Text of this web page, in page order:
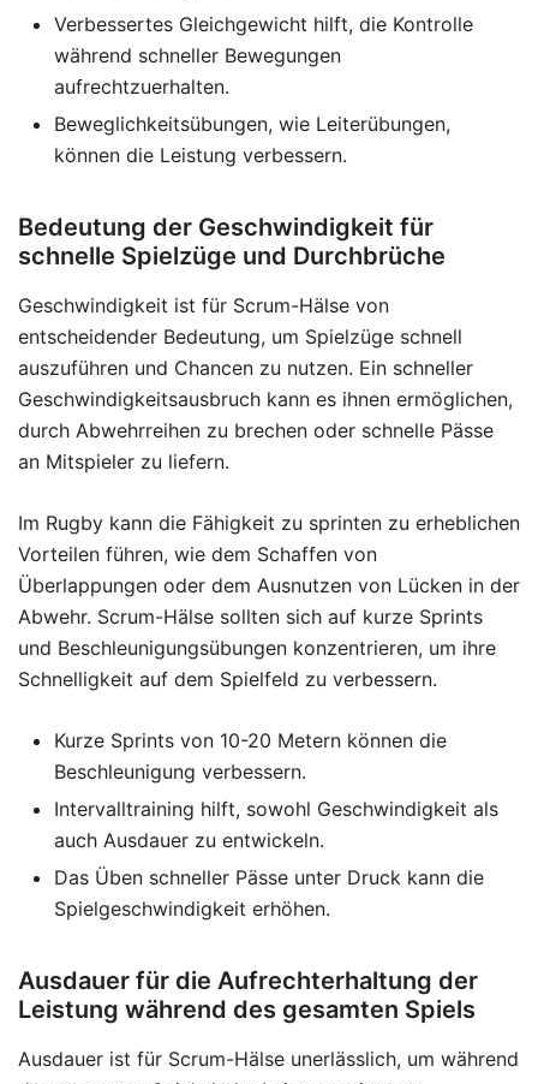
Verbessertes Gleichgewicht hilft, die Kontrolle
während schneller Bewegungen
aufrechtzuerhalten.
Beweglichkeitsübungen, wie Leiterübungen,
können die Leistung verbessern.
Bedeutung der Geschwindigkeit für
schnelle Spielzüge und Durchbrüche
Geschwindigkeit ist für Scrum-Hälse von
entscheidender Bedeutung, um Spielzüge schnell
auszuführen und Chancen zu nutzen. Ein schneller
Geschwindigkeitsausbruch kann es ihnen ermöglichen,
durch Abwehrreihen zu brechen oder schnelle Pässe
an Mitspieler zu liefern.
Im Rugby kann die Fähigkeit zu sprinten zu erheblichen
Vorteilen führen, wie dem Schaffen von
Überlappungen oder dem Ausnutzen von Lücken in der
Abwehr. Scrum-Hälse sollten sich auf kurze Sprints
und Beschleunigungsübungen konzentrieren, um ihre
Schnelligkeit auf dem Spielfeld zu verbessern.
Kurze Sprints von 10-20 Metern können die
Beschleunigung verbessern.
Intervalltraining hilft, sowohl Geschwindigkeit als
auch Ausdauer zu entwickeln.
Das Üben schneller Pässe unter Druck kann die
Spielgeschwindigkeit erhöhen.
Ausdauer für die Aufrechterhaltung der
Leistung während des gesamten Spiels
Ausdauer ist für Scrum-Hälse unerlässlich, um während